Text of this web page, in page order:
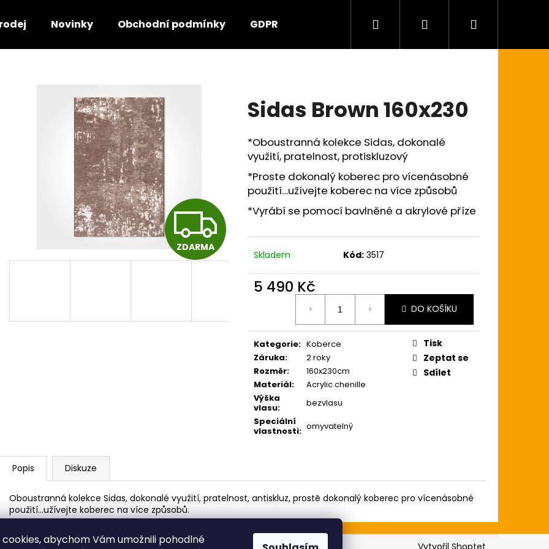
abychom Vám umožnili pohodlné
Novinky Obchodní podmínky GDPR Kontaktujte násHledat PřihlášeníNákupní
Sidas Brown 160x230
*Oboustranná kolekce Sidas, dokonalé
využití, pratelnost, protiskluzový
*Proste dokonalý koberec pro vícenásobné
použití…užívejte koberec na více způsobů
*Vyrábí se pomocí bavlněné a akrylové příze
Skladem Kód: 3517
5 490 Kč
DO KOŠÍKU
Kategorie: Koberce
Záruka:
2 roky
Rozměr:
160x230cm
Materiál:
Acrylic chenille
Výška
vlasu:
bezvlasu
Speciální
vlastnosti: omyvatelný
Tisk
Zeptat se
Sdílet
Z
D
A
M
ZDARMA
Popis Diskuze
Oboustranná kolekce Sidas, dokonalé využití, pratelnost, antiskluz, prostě dokonalý koberec pro vícenásobné
použití…užívejte koberec na více způsobů.
Doporučujeme
SOFT BALLROOM 200×300
DIAMOND EXCELENT 200×300
24 990 Kč
Vytvořil Shoptet
vyhrazena.